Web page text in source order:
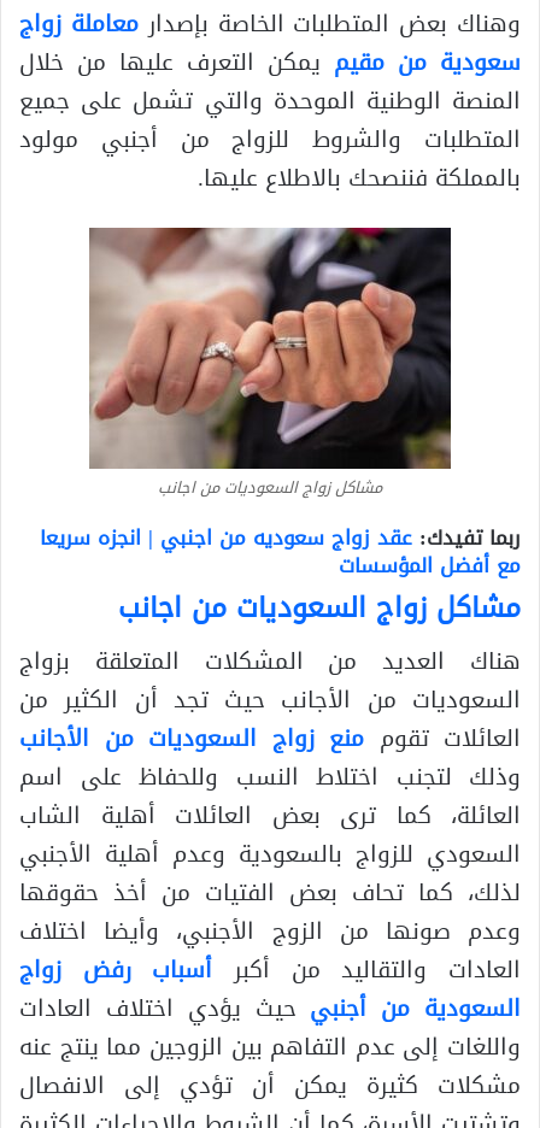
وهناك بعض المتطلبات الخاصة بإصدارمعاملة زواج
سعودية من مقيم يمكن التعرف عليها من خلال
المنصة الوطنية الموحدة والتي تشمل على جميع
المتطلبات والشروط للزواج من أجنبي مولود
بالمملكة فننصحك بالاطلاع عليها.
مشاكل زواج السعوديات من اجانب
ربما تفيدك: عقد زواج سعوديه من اجنبي | انجزه سريعا
مع أفضل المؤسسات
مشاكل زواج السعوديات من اجانب
هناك العديد من المشكلات المتعلقة بزواج
السعوديات من الأجانب حيث تجد أن الكثير من
العائلات تقوم منع زواج السعوديات من الأجانب
وذلك لتجنب اختلاط النسب وللحفاظ على اسم
العائلة، كما ترى بعض العائلات أهلية الشاب
السعودي للزواج بالسعودية وعدم أهلية الأجنبي
لذلك، كما تحاف بعض الفتيات من أخذ حقوقها
وعدم صونها من الزوج الأجنبي، وأيضا اختلاف
العادات والتقاليد من أكبر أسباب رفض زواج
السعودية من أجنبي حيث يؤدي اختلاف العادات
واللغات إلى عدم التفاهم بين الزوجين مما ينتج عنه
مشكلات كثيرة يمكن أن تؤدي إلى الانفصال